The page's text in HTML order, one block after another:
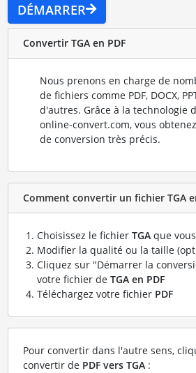
DÉMARRER
Convertir TGA en PDF
Nous prenons en charge de
de fichiers comme PDF, DOCX,
d'autres. Grâce à la technologie
online-convert.com, vous
de conversion très précis.
Comment convertir un fichier TGA
Choisissez le fichier TGAque
Modifier la qualité ou la taille
Cliquez sur "Démarrer la
votre fichier de TGA en PDF
Téléchargez votre fichier PDF
Pour convertir dans l'autre sens,
convertir de PDF vers TGA: